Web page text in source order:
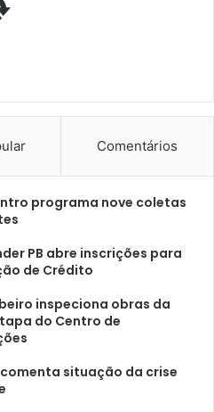
Comentários
programa nove coletas
PB abre inscrições para
de Crédito
inspeciona obras da
do Centro de
situação da crise